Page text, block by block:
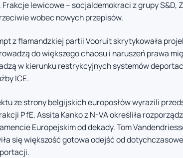
lewicowe – socjaldemokraci z grupy S&D,
wobec nowych przepisów.
z flamandzkiej partii Vooruit skrytykowała
do większego chaosu i naruszeń prawa
w kierunku restrykcyjnych systemów
ICE.
ze strony belgijskich europosłów wyrazili
PfE. Assita Kanko z N-VA określiła
Europejskim od dekady. Tom
się większość gotowa odejść od